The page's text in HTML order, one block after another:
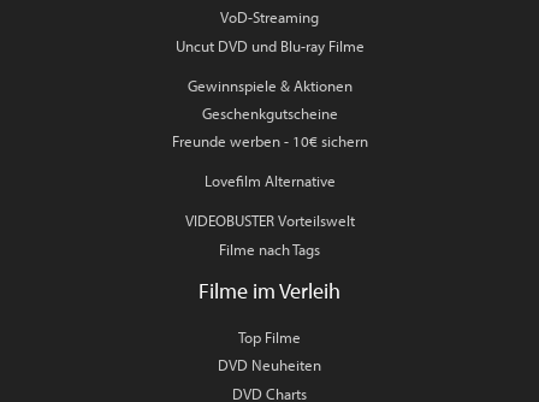
VoD-Streaming
Uncut DVD und Blu-ray Filme
Gewinnspiele & Aktionen
Geschenkgutscheine
Freunde werben - 10€ sichern
Lovefilm Alternative
VIDEOBUSTER Vorteilswelt
Filme nach Tags
Filme im Verleih
Top Filme
DVD Neuheiten
DVD Charts